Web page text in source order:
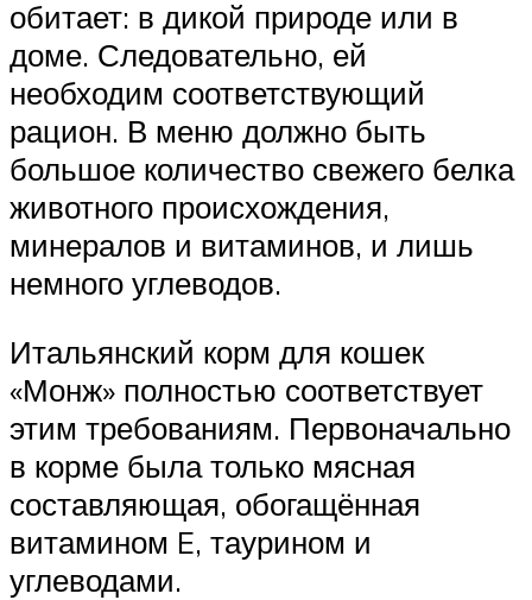
обитает: в дикой природе или в
доме. Следовательно, ей
необходим соответствующий
рацион. В меню должно быть
большое количество свежего белка
животного происхождения,
минералов и витаминов, и лишь
немного углеводов.
Итальянский корм для кошек
«Монж» полностью соответствует
этим требованиям. Первоначально
в корме была только мясная
составляющая, обогащённая
витамином E, таурином и
углеводами.